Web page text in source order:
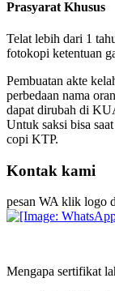
Prasyarat Khusus
Telat lebih dari 1
fotokopi ketentuan
Pembuatan akte
perbedaan nama
dapat dirubah di
Untuk saksi bisa
copi KTP.
Kontak kami
pesan WA klik logo
Mengapa sertifikat